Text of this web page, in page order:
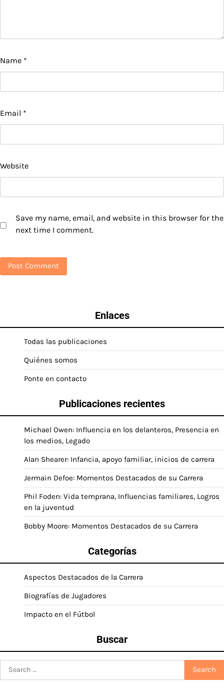
Name *
Email *
Website
Save my name, email, and website in this browser for the
next time I comment.
Enlaces
Todas las publicaciones
Quiénes somos
Ponte en contacto
Publicaciones recientes
Michael Owen: Influencia en los delanteros, Presencia en
los medios, Legado
Alan Shearer: Infancia, apoyo familiar, inicios de carrera
Jermain Defoe: Momentos Destacados de su Carrera
Phil Foden: Vida temprana, Influencias familiares, Logros
en la juventud
Bobby Moore: Momentos Destacados de su Carrera
Categorías
Aspectos Destacados de la Carrera
Biografías de Jugadores
Impacto en el Fútbol
Buscar